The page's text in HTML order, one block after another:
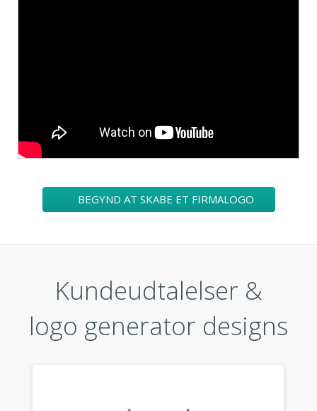
BEGYND AT SKABE ET FIRMALOGO
Kundeudtalelser &
logo generator designs